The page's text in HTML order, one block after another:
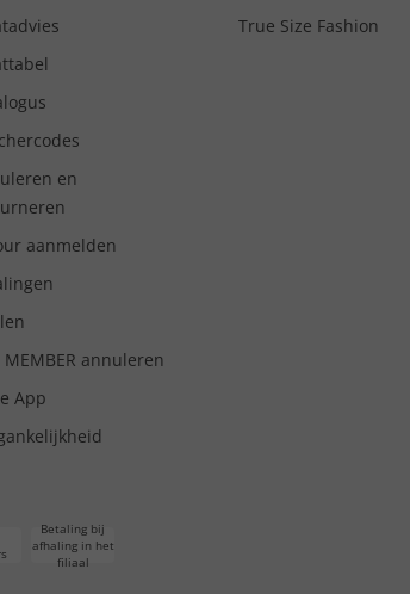
en
aanmelden
MEMBER annuleren
App
True Size Fashion
Betaling bij
afhaling in het
filiaal